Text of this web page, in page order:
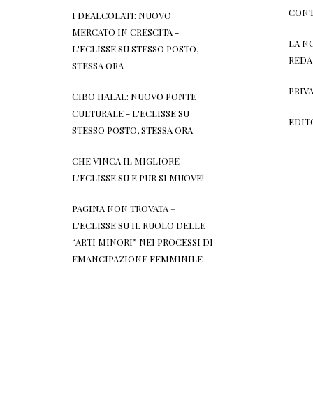
I DEALCOLATI: NUOVO
MERCATO IN CRESCITA -
L'ECLISSESUSTESSO POSTO,
STESSA ORA
CIBO HALAL: NUOVO PONTE
CULTURALE - L'ECLISSESU
STESSO POSTO, STESSA ORA
CHE VINCA IL MIGLIORE –
L'ECLISSESU E PUR SI MUOVE!
PAGINA NON TROVATA –
L'ECLISSESU IL RUOLO DELLE
“ARTI MINORI” NEI PROCESSI DI
EMANCIPAZIONE FEMMINILE
LA